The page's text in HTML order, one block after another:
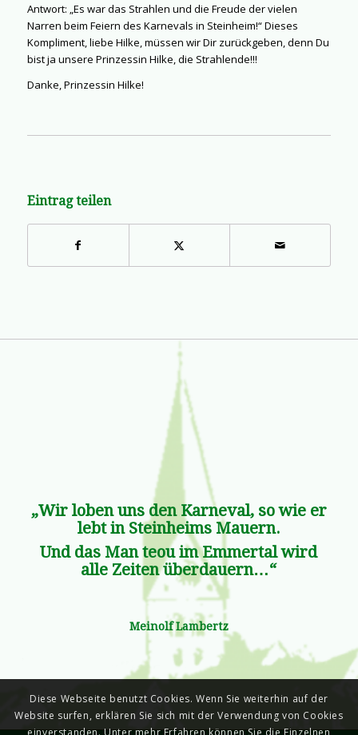
Antwort: „Es war das Strahlen und die Freude der vielen
Narren beim Feiern des Karnevals in Steinheim!“ Dieses
Kompliment, liebe Hilke, müssen wir Dir zurückgeben, denn Du
bist ja unsere Prinzessin Hilke, die Strahlende!!!
Danke, Prinzessin Hilke!
Eintrag teilen
„Wir loben uns den Karneval, so wie er
lebt in Steinheims Mauern.
Und das Man teou im Emmertal wird
alle Zeiten überdauern…“
Meinolf Lambertz
Diese Webseite benutzt Cookies. Wenn Sie weiterhin auf der
Website surfen, erklären Sie sich mit der Verwendung von Cookies